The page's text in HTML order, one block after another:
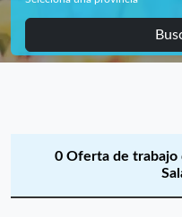
0 Oferta de trabajo